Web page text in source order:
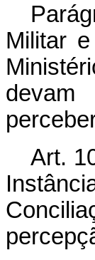
Militar
Art.